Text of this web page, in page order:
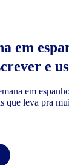
em
e
em
que leva pra